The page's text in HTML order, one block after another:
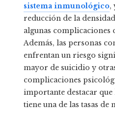
sistema inmunológico,
reducción de la
algunas complicaciones
Además, las personas
enfrentan un riesgo
mayor de suicidio y
complicaciones
importante destacar que
tiene una de las tasas de